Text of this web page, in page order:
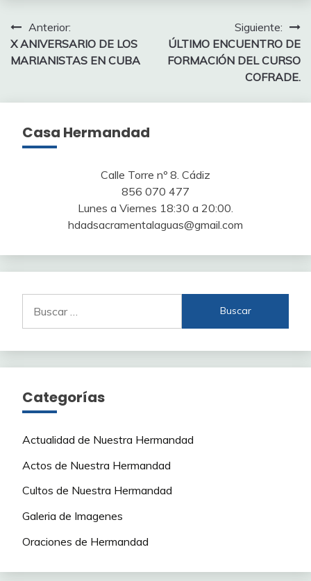
Navegación
de
Anterior:
X ANIVERSARIO DE LOS
MARIANISTAS EN CUBA
Siguiente:
ÚLTIMO ENCUENTRO DE
FORMACIÓN DEL CURSO
COFRADE.
Casa Hermandad
Calle Torre nº 8. Cádiz
856 070 477
Lunes a Viernes 18:30 a 20:00.
hdadsacramentalaguas@gmail.com
Categorías
Actualidad de Nuestra Hermandad
Actos de Nuestra Hermandad
Cultos de Nuestra Hermandad
Galeria de Imagenes
Oraciones de Hermandad